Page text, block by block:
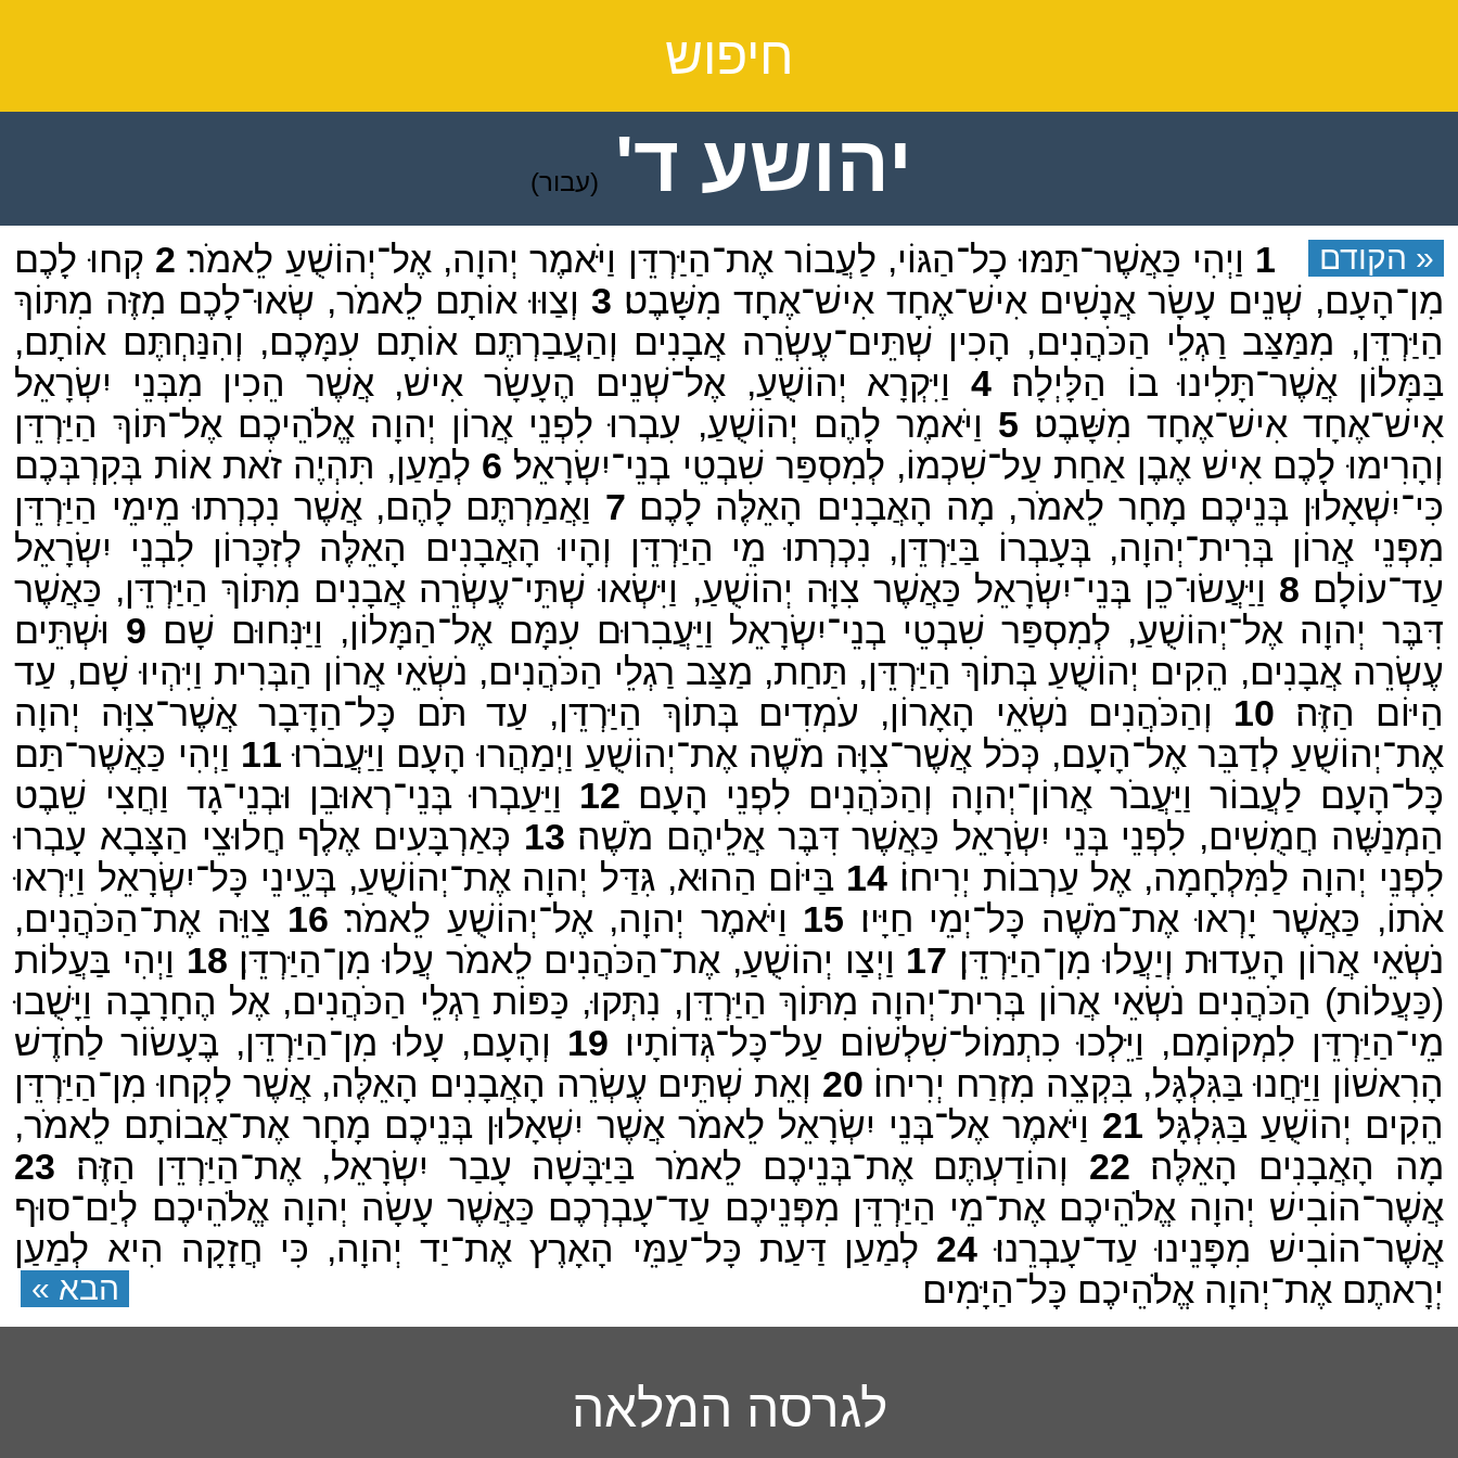
חיפוש
יהושע ד' (עבור)
« הקודם 1 וַיְהִי כַּאֲשֶׁר־תַּמּוּ כָל־הַגּוֹי, לַעֲבוֹר אֶת־הַיַּרְדֵּן וַיֹּאמֶר יְהוָה, אֶל־יְהוֹשֻׁעַ לֵאמֹר׃ 2 קְחוּ לָכֶם
מִן־הָעָם, שְׁנֵים עָשָׂר אֲנָשִׁים אִישׁ־אֶחָד אִישׁ־אֶחָד מִשָּׁבֶט׃ 3וְצַוּוּ אוֹתָם לֵאמֹר, שְׂאוּ־לָכֶם מִזֶּה מִתּוֹךְ
הַיַּרְדֵּן, מִמַּצַּב רַגְלֵי הַכֹּהֲנִים, הָכִין שְׁתֵּים־עֶשְׂרֵה אֲבָנִים וְהַעֲבַרְתֶּם אוֹתָם עִמָּכֶם, וְהִנַּחְתֶּם אוֹתָם,
בַּמָּלוֹן אֲשֶׁר־תָּלִינוּ בוֹ הַלָּיְלָה׃ 4 וַיִּקְרָא יְהוֹשֻׁעַ, אֶל־שְׁנֵים הֶעָשָׂר אִישׁ, אֲשֶׁר הֵכִין מִבְּנֵי יִשְׂרָאֵל
אִישׁ־אֶחָד אִישׁ־אֶחָד מִשָּׁבֶט׃ 5 וַיֹּאמֶר לָהֶם יְהוֹשֻׁעַ, עִבְרוּ לִפְנֵי אֲרוֹן יְהוָה אֱלֹהֵיכֶם אֶל־תּוֹךְ הַיַּרְדֵּן
וְהָרִימוּ לָכֶם אִישׁ אֶבֶן אַחַת עַל־שִׁכְמוֹ, לְמִסְפַּר שִׁבְטֵי בְנֵי־יִשְׂרָאֵל׃ 6 לְמַעַן, תִּהְיֶה זֹאת אוֹת בְּקִרְבְּכֶם
כִּי־יִשְׁאָלוּן בְּנֵיכֶם מָחָר לֵאמֹר, מָה הָאֲבָנִים הָאֵלֶּה לָכֶם׃ 7 וַאֲמַרְתֶּם לָהֶם, אֲשֶׁר נִכְרְתוּ מֵימֵי הַיַּרְדֵּן
מִפְּנֵי אֲרוֹן בְּרִית־יְהוָה, בְּעָבְרוֹ בַּיַּרְדֵּן, נִכְרְתוּ מֵי הַיַּרְדֵּן וְהָיוּ הָאֲבָנִים הָאֵלֶּה לְזִכָּרוֹן לִבְנֵי יִשְׂרָאֵל
עַד־עוֹלָם׃ 8 וַיַּעֲשׂוּ־כֵן בְּנֵי־יִשְׂרָאֵל כַּאֲשֶׁר צִוָּה יְהוֹשֻׁעַ, וַיִּשְׂאוּ שְׁתֵּי־עֶשְׂרֵה אֲבָנִים מִתּוֹךְ הַיַּרְדֵּן, כַּאֲשֶׁר
דִּבֶּר יְהוָה אֶל־יְהוֹשֻׁעַ, לְמִסְפַּר שִׁבְטֵי בְנֵי־יִשְׂרָאֵל וַיַּעֲבִרוּם עִמָּם אֶל־הַמָּלוֹן, וַיַּנִּחוּם שָׁם׃ 9 וּשְׁתֵּים
עֶשְׂרֵה אֲבָנִים, הֵקִים יְהוֹשֻׁעַ בְּתוֹךְ הַיַּרְדֵּן, תַּחַת, מַצַּב רַגְלֵי הַכֹּהֲנִים, נֹשְׂאֵי אֲרוֹן הַבְּרִית וַיִּהְיוּ שָׁם, עַד
הַיּוֹם הַזֶּה׃ 10 וְהַכֹּהֲנִים נֹשְׂאֵי הָאָרוֹן, עֹמְדִים בְּתוֹךְ הַיַּרְדֵּן, עַד תֹּם כָּל־הַדָּבָר אֲשֶׁר־צִוָּה יְהוָה
אֶת־יְהוֹשֻׁעַ לְדַבֵּר אֶל־הָעָם, כְּכֹל אֲשֶׁר־צִוָּה מֹשֶׁה אֶת־יְהוֹשֻׁעַ וַיְמַהֲרוּ הָעָם וַיַּעֲבֹרוּ׃ 11 וַיְהִי כַּאֲשֶׁר־תַּם
כָּל־הָעָם לַעֲבוֹר וַיַּעֲבֹר אֲרוֹן־יְהוָה וְהַכֹּהֲנִים לִפְנֵי הָעָם׃ 12 וַיַּעַבְרוּ בְּנֵי־רְאוּבֵן וּבְנֵי־גָד וַחֲצִי שֵׁבֶט
הַמְנַשֶּׁה חֲמֻשִׁים, לִפְנֵי בְּנֵי יִשְׂרָאֵל כַּאֲשֶׁר דִּבֶּר אֲלֵיהֶם מֹשֶׁה׃ 13 כְּאַרְבָּעִים אֶלֶף חֲלוּצֵי הַצָּבָא עָבְרוּ
לִפְנֵי יְהוָה לַמִּלְחָמָה, אֶל עַרְבוֹת יְרִיחוֹ׃ 14 בַּיּוֹם הַהוּא, גִּדַּל יְהוָה אֶת־יְהוֹשֻׁעַ, בְּעֵינֵי כָּל־יִשְׂרָאֵל וַיִּרְאוּ
אֹתוֹ, כַּאֲשֶׁר יָרְאוּ אֶת־מֹשֶׁה כָּל־יְמֵי חַיָּיו׃ 15 וַיֹּאמֶר יְהוָה, אֶל־יְהוֹשֻׁעַ לֵאמֹר׃ 16 צַוֵּה אֶת־הַכֹּהֲנִים,
נֹשְׂאֵי אֲרוֹן הָעֵדוּת וְיַעֲלוּ מִן־הַיַּרְדֵּן׃ 17 וַיְצַו יְהוֹשֻׁעַ, אֶת־הַכֹּהֲנִים לֵאמֹר עֲלוּ מִן־הַיַּרְדֵּן׃ 18 וַיְהִי בַּעֲלוֹת
(כַּעֲלוֹת) הַכֹּהֲנִים נֹשְׂאֵי אֲרוֹן בְּרִית־יְהוָה מִתּוֹךְ הַיַּרְדֵּן, נִתְּקוּ, כַּפּוֹת רַגְלֵי הַכֹּהֲנִים, אֶל הֶחָרָבָה וַיָּשֻׁבוּ
מֵי־הַיַּרְדֵּן לִמְקוֹמָם, וַיֵּלְכוּ כִתְמוֹל־שִׁלְשׁוֹם עַל־כָּל־גְּדוֹתָיו׃ 19 וְהָעָם, עָלוּ מִן־הַיַּרְדֵּן, בֶּעָשׂוֹר לַחֹדֶשׁ
הָרִאשׁוֹן וַיַּחֲנוּ בַּגִּלְגָּל, בִּקְצֵה מִזְרַח יְרִיחוֹ׃ 20 וְאֵת שְׁתֵּים עֶשְׂרֵה הָאֲבָנִים הָאֵלֶּה, אֲשֶׁר לָקְחוּ מִן־הַיַּרְדֵּן
הֵקִים יְהוֹשֻׁעַ בַּגִּלְגָּל׃ 21 וַיֹּאמֶר אֶל־בְּנֵי יִשְׂרָאֵל לֵאמֹר אֲשֶׁר יִשְׁאָלוּן בְּנֵיכֶם מָחָר אֶת־אֲבוֹתָם לֵאמֹר,
מָה הָאֲבָנִים הָאֵלֶּה׃ 22 וְהוֹדַעְתֶּם אֶת־בְּנֵיכֶם לֵאמֹר בַּיַּבָּשָׁה עָבַר יִשְׂרָאֵל, אֶת־הַיַּרְדֵּן הַזֶּה׃ 23
אֲשֶׁר־הוֹבִישׁ יְהוָה אֱלֹהֵיכֶם אֶת־מֵי הַיַּרְדֵּן מִפְּנֵיכֶם עַד־עָבְרְכֶם כַּאֲשֶׁר עָשָׂה יְהוָה אֱלֹהֵיכֶם לְיַם־סוּף
אֲשֶׁר־הוֹבִישׁ מִפָּנֵינוּ עַד־עָבְרֵנוּ׃ 24 לְמַעַן דַּעַת כָּל־עַמֵּי הָאָרֶץ אֶת־יַד יְהוָה, כִּי חֲזָקָה הִיא לְמַעַן
יְרָאתֶם אֶת־יְהוָה אֱלֹהֵיכֶם כָּל־הַיָּמִים׃
הבא »
לגרסה המלאה